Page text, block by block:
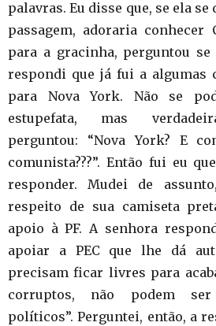
palavras. Eu disse que, se ela
passagem, adoraria conhecer
para a gracinha, perguntou
respondi que já fui a algumas
para Nova York. Não se
estupefata, mas
perguntou: “Nova York? E
comunista???”. Então fui eu
responder. Mudei de
respeito de sua camiseta
apoio à PF. A senhora
apoiar a PEC que lhe dá
precisam ficar livres para
corruptos, não podem ser
políticos”. Perguntei, então, a